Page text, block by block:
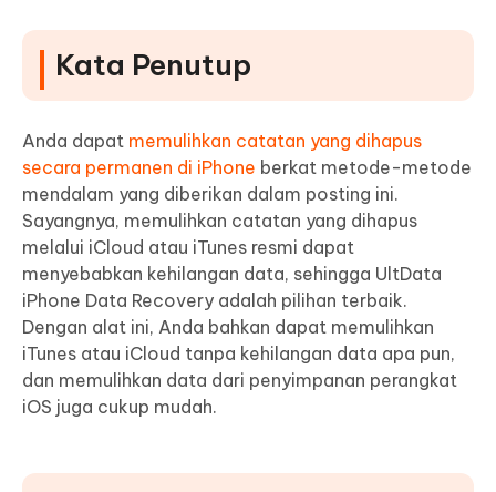
Kata Penutup
Anda dapat memulihkan catatan yang dihapus
secara permanen di iPhone berkat metode-metode
mendalam yang diberikan dalam posting ini.
Sayangnya, memulihkan catatan yang dihapus
melalui iCloud atau iTunes resmi dapat
menyebabkan kehilangan data, sehingga UltData
iPhone Data Recovery adalah pilihan terbaik.
Dengan alat ini, Anda bahkan dapat memulihkan
iTunes atau iCloud tanpa kehilangan data apa pun,
dan memulihkan data dari penyimpanan perangkat
iOS juga cukup mudah.